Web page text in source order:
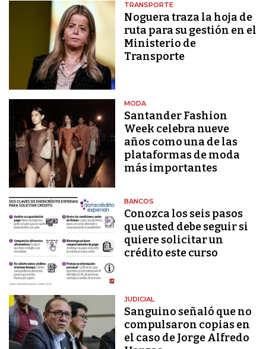
TRANSPORTE
Noguera traza la hoja de
ruta para su gestión en el
Ministerio de
Transporte
MODA
Santander Fashion
Week celebra nueve
años como una de las
plataformas de moda
más importantes
BANCOS
Conozca los seis pasos
que usted debe seguir si
quiere solicitar un
crédito este curso
JUDICIAL
Sanguino señaló que no
compulsaron copias en
el caso de Jorge Alfredo